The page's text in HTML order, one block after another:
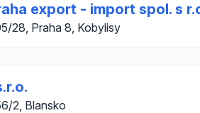
export - import spol. s
28, Praha 8, Kobylisy
2, Blansko